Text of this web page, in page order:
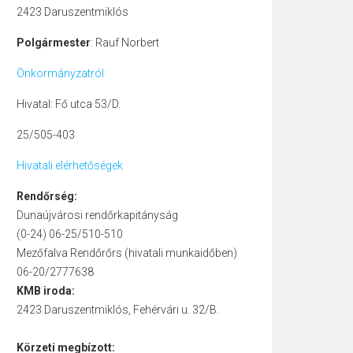
2423 Daruszentmiklós
Polgármester: Rauf Norbert
Önkormányzatról
Hivatal: Fő utca 53/D.
25/505-403
Hivatali elérhetőségek
Rendőrség:
Dunaújvárosi rendőrkapitányság
(0-24) 06-25/510-510
Mezőfalva Rendőrőrs (hivatali munkaidőben)
06-20/2777638
KMB iroda:
2423 Daruszentmiklós, Fehérvári u. 32/B.
Körzeti megbízott: